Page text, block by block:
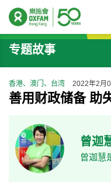
开始主要内容
专题故事
香港、澳门、台湾 2022年2月
善用财政储备 助
曾迦
曾迦慧